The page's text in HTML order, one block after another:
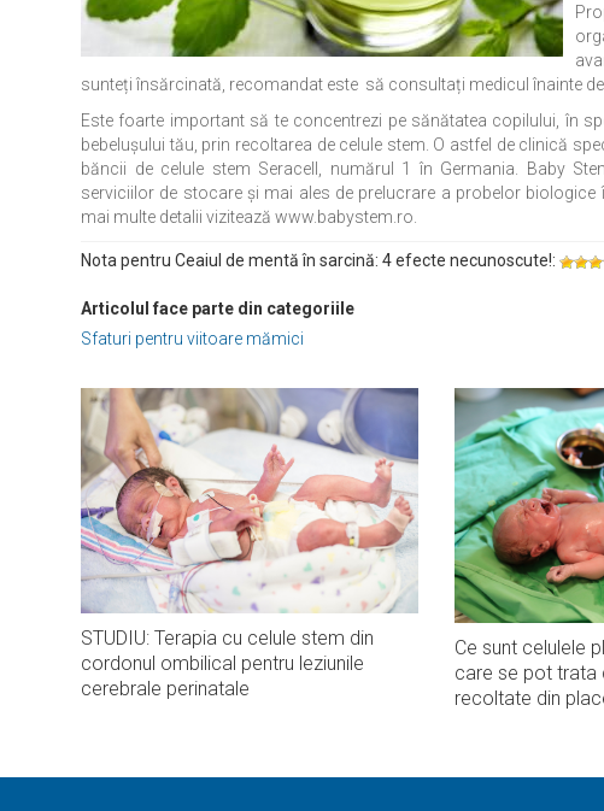
sunteți însărcinată, recomandat este să consultați medicul înainte
Este foarte important să te concentrezi pe sănătatea copilului, în
bebeluşului tău, prin recoltarea de celule stem. O astfel de clinică
băncii de celule stem Seracell, numărul 1 în Germania. Baby
serviciilor de stocare şi mai ales de prelucrare a probelor
mai multe detalii vizitează www.babystem.ro.
Nota pentru Ceaiul de mentă în sarcină: 4 efecte necunoscute!:
Articolul face parte din categoriile
Sfaturi pentru viitoare mămici
STUDIU: Terapia cu celule stem din
cordonul ombilical pentru leziunile
cerebrale perinatale
Ce sunt celulele
care se pot trata
recoltate din